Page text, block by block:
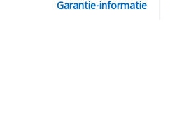
Garantie-informatie